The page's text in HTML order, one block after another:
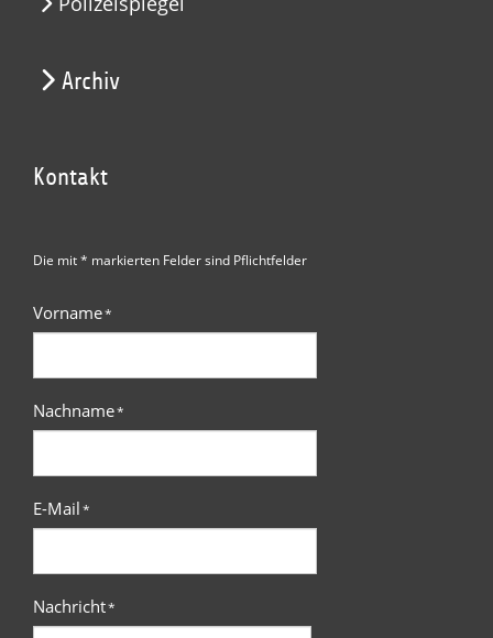
Archiv
Kontakt
Die mit * markierten Felder sind Pflichtfelder
Vorname*
Nachname*
E-Mail*
Nachricht*